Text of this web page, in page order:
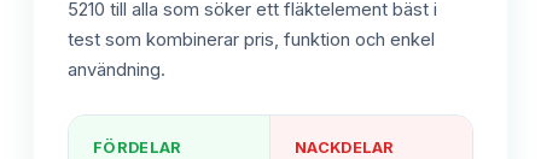
5210 till alla som söker ett fläktelement bäst i
test som kombinerar pris, funktion och enkel
användning.
FÖRDELAR NACKDELAR